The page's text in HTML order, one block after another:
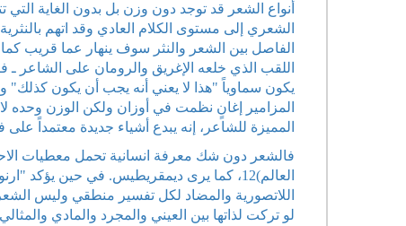
أنواع الشعر قد توجد دون وزن بل بدون الغاية
الشعري إلى مستوى الكلام العادي وقد اتهم
الفاصل بين الشعر والنثر سوف ينهار عما قريب
يكون سماوياً "هذا لا يعني أنه يجب أن يكون كذلك"
المزامير إغانٍ نظمت في أوزان ولكن الوزن وحده
المميزة للشاعر، إنه يبدع أشياء جديدة معتمداً على
فالشعر دون شك معرفة انسانية تحمل معطيات
العالم)12، كما يرى ديمقريطيس. في حين
اللاتصورية والمضاد لكل تفسير منطقي وليس الشعر
لو تركت لذاتها بين العيني والمجرد والمادي